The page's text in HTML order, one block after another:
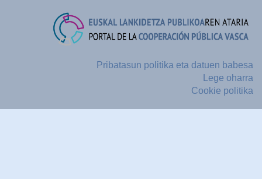
Pribatasun politika eta datuen babesa
Lege oharra
Cookie politika